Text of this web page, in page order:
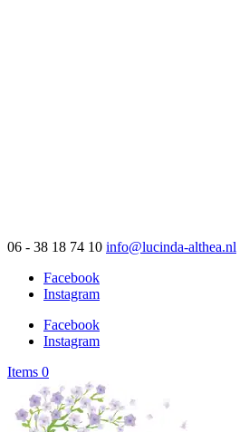
06 - 38 18 74 10 info@lucinda-althea.nl
Facebook
Instagram
Facebook
Instagram
Items 0